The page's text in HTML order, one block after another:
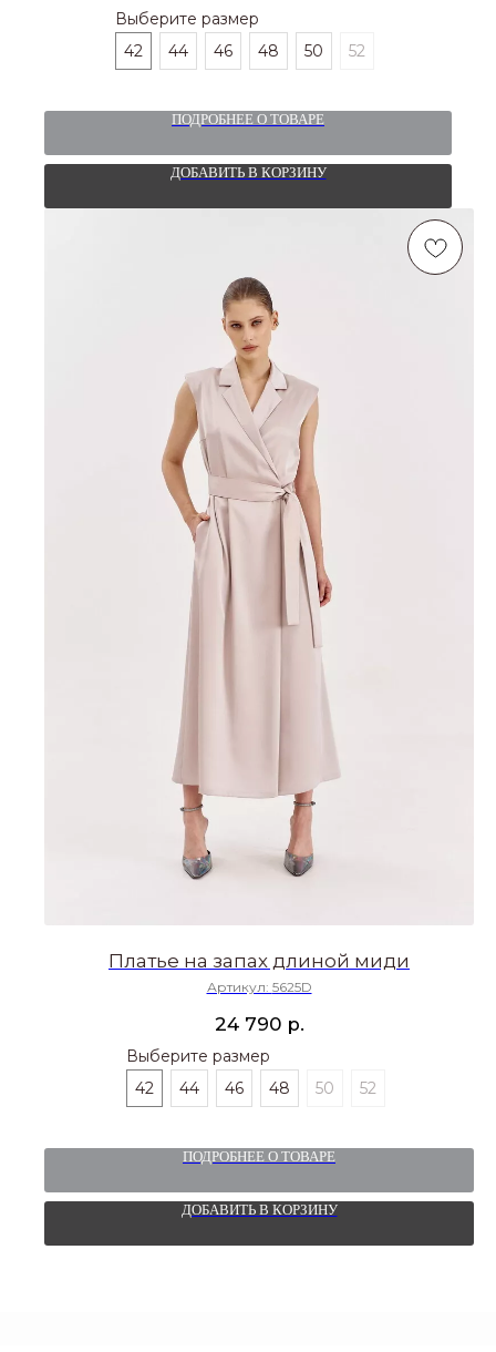
Выберите размер
42
44 46 48 50 52
ПОДРОБНЕЕ О ТОВАРЕ
ДОБАВИТЬ В КОРЗИНУ
Платье на запах длиной миди
Артикул: 5625D
24 790 р.
Выберите размер
42
44 46 48 50 52
ПОДРОБНЕЕ О ТОВАРЕ
ДОБАВИТЬ В КОРЗИНУ